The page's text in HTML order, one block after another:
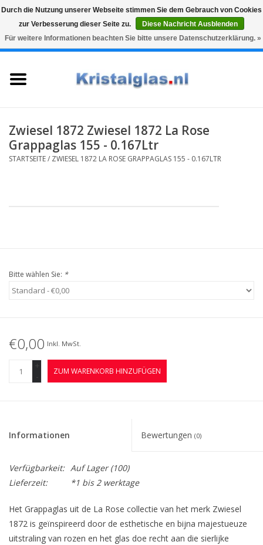
Snelle levering
Graveren
0 Artikel - €0,00
Karaffen
Glasgravur fur karaffe und
Kaffee & Tee
Zwiesel 1872 Zwiesel 1872 La Rose
Grappaglas 155 - 0.167Ltr
STARTSEITE/ ZWIESEL 1872 LA ROSE GRAPPAGLAS 155 - 0.167LTR
Bitte wählen Sie: *
€0,00 Inkl. MwSt.
+
-
ZUM WARENKORB HINZUFÜGEN
Informationen Bewertungen (0)
Verfügbarkeit: Auf Lager(100)
Lieferzeit:
*1 bis 2 werktage
Het Grappaglas uit de La Rose collectie van het merk Zwiesel
1872 is geïnspireerd door de esthetische en bijna majestueuze
uitstraling van rozen en het glas doe recht aan die sierlijke
Durch die Nutzung unserer Webseite stimmen Sie dem Gebrauch von Cookies
zur Verbesserung dieser Seite zu.
Diese Nachricht Ausblenden
Für weitere Informationen beachten Sie bitte unsere Datenschutzerklärung. »